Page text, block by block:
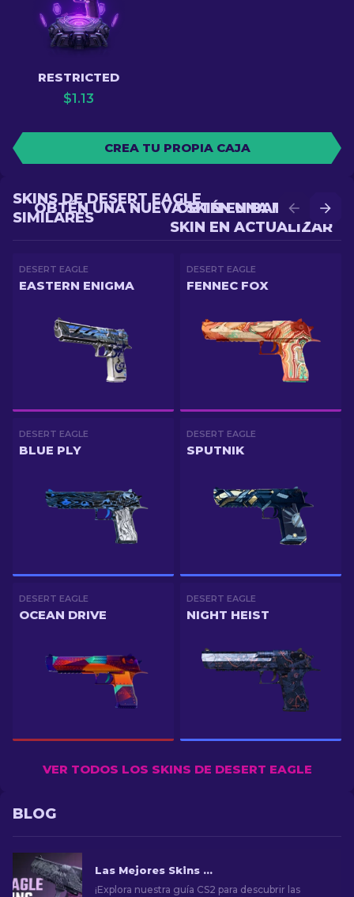
RESTRICTED
$1.13
CREA TU PROPIA CAJA
OBTÉN UNA MEJOR
SKIN EN ACTUALIZAR
OBTÉN UNA NUEVA SKIN EN BATALLA
SKINS DE DESERT EAGLE
SIMILARES
DESERT EAGLE
EASTERN ENIGMA
DESERT EAGLE
FENNEC FOX
DESERT EAGLE
BLUE PLY
DESERT EAGLE
SPUTNIK
DESERT EAGLE
OCEAN DRIVE
DESERT EAGLE
NIGHT HEIST
VER TODOS LOS SKINS DE DESERT EAGLE
BLOG
Las Mejores Skins de la Desert Eagle en CS2 [2026]
¡Explora nuestra guía CS2 para descubrir las